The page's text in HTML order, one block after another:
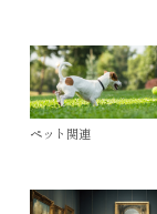
ペット関連